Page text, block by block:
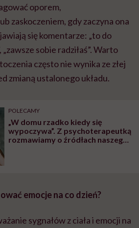
oporem,
zaskoczeniem, gdy zaczyna ona
się komentarze: „to do
sobie radziłaś”. Warto
często nie wynika ze złej
zmianą ustalonego układu.
POLECAMY
„W domu rzadko kiedy się
wypoczywa”. Z psychoterapeutką
rozmawiamy o źródłach naszego
emocje na co dzień?
sygnałów z ciała i emocji na